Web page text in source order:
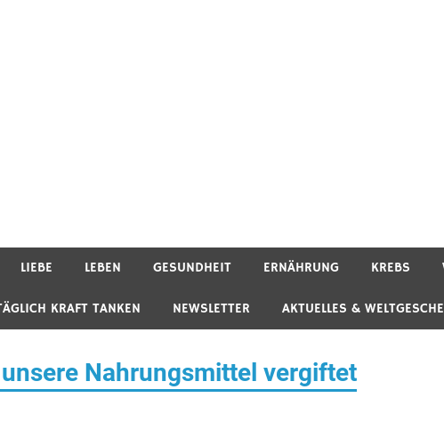
LIEBE LEBEN GESUNDHEIT ERNÄHRUNG KREBS
KRAFT TANKEN NEWSLETTER AKTUELLES &
Nahrungsmittel vergiftet